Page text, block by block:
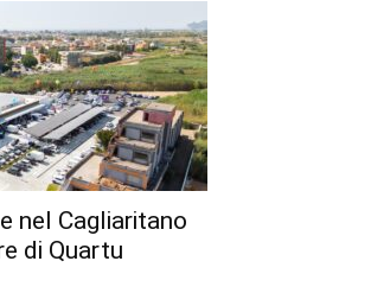
nel Cagliaritano
di Quartu